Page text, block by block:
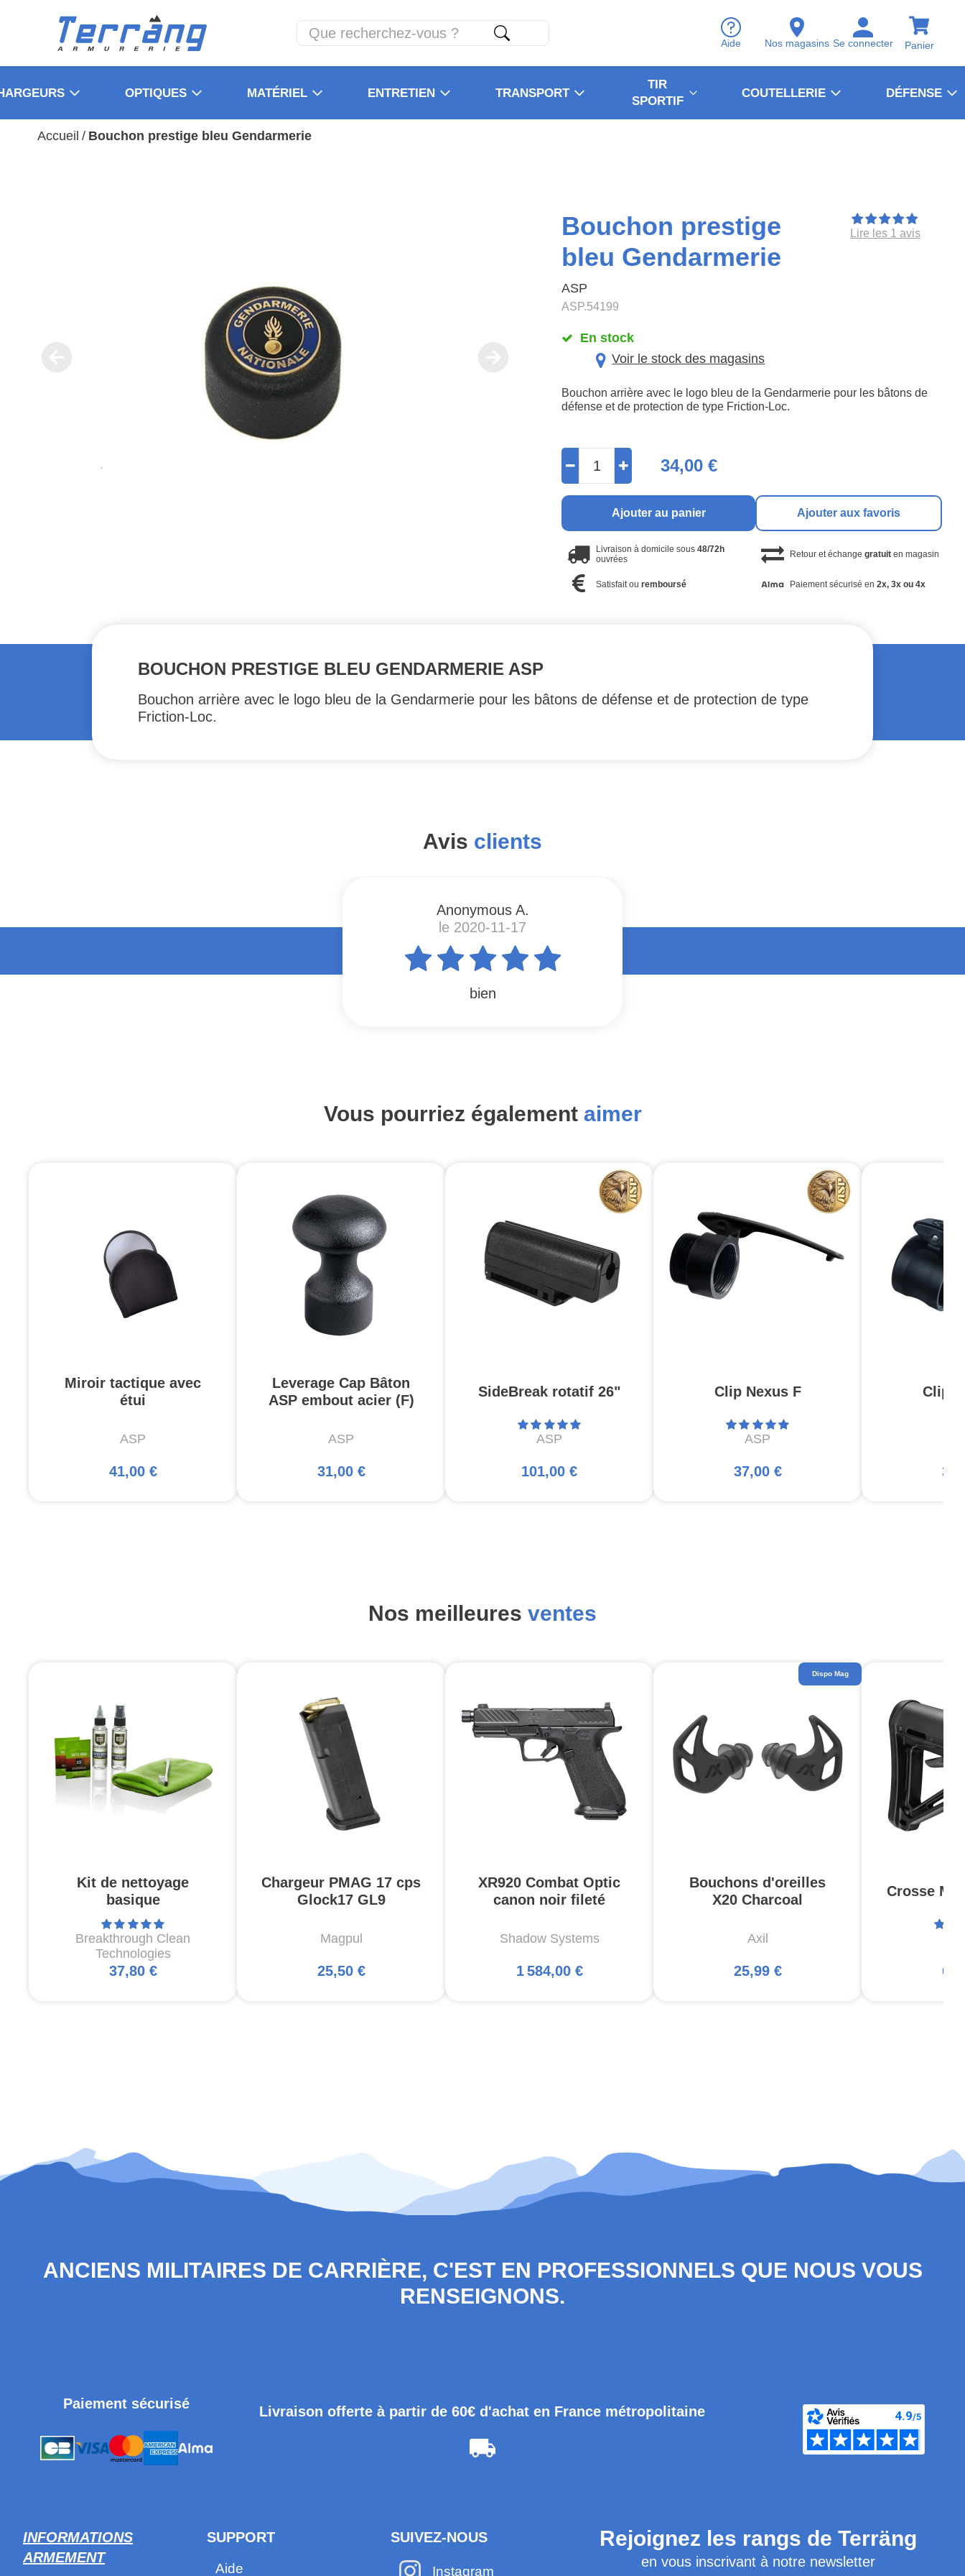
Aide Nos magasins Se connecter Panier
OPTIQUES MATÉRIEL ENTRETIEN TRANSPORT
TIR
SPORTIF
COUTELLERIE DÉFENSE
Accueil / Bouchon prestige bleu Gendarmerie
Bouchon prestige
bleu Gendarmerie
ASP
ASP.54199
Lire les 1 avis
En stock
Voir le stock des magasins
Bouchon arrière avec le logo bleu de la Gendarmerie pour les bâtons de
défense et de protection de type Friction-Loc.
34,00 €
Ajouter au panier Ajouter aux favoris
Livraison à domicile sous48/72h
ouvrées
Retour et échange gratuiten magasin
Satisfait ouremboursé Paiement sécurisé en 2x, 3x ou 4x
BOUCHON PRESTIGE BLEU GENDARMERIE ASP
Bouchon arrière avec le logo bleu de la Gendarmerie pour les bâtons de défense et de protection de type
Friction-Loc.
Avis clients
Anonymous A.
le 2020-11-17
bien
Vous pourriez également aimer
Miroir tactique avec
étui
ASP
41,00 €
Leverage Cap Bâton
ASP embout acier (F)
ASP
31,00 €
SideBreak rotatif 26"
ASP
101,00 €
Clip Nexus F
ASP
37,00 €
Clip
Nos meilleures ventes
Kit de nettoyage
basique
Breakthrough Clean
Technologies
37,80 €
Chargeur PMAG 17 cps
Glock17 GL9
Magpul
25,50 €
XR920 Combat Optic
canon noir fileté
Shadow Systems
1 584,00 €
Bouchons d'oreilles
X20 Charcoal
Axil
25,99 €
Dispo Mag
Crosse
ANCIENS MILITAIRES DE CARRIÈRE, C'EST EN PROFESSIONNELS QUE NOUS VOUS
RENSEIGNONS.
Paiement sécurisé Livraison offerte à partir de 60€ d'achat en France métropolitaine
INFORMATIONS
ARMEMENT
SUPPORT
Aide
SUIVEZ-NOUS
Instagram
Rejoignez les rangs de Terräng
en vous inscrivant à notre newsletter